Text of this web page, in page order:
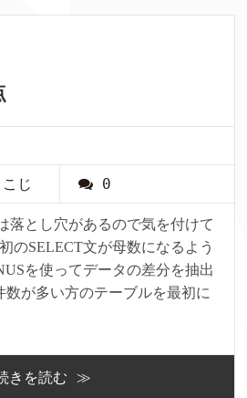
じ 0
落とし穴があるので気を付けて
のSELECT文が母数になるよう
を使ってデータの差分を抽出
数が多い方のテーブルを最初に
きを読む ≫